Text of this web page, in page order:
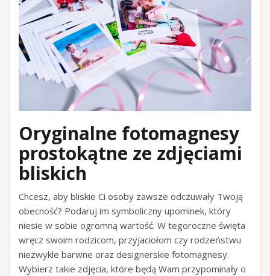
Oryginalne fotomagnesy
prostokątne ze zdjęciami
bliskich
Chcesz, aby bliskie Ci osoby zawsze odczuwały Twoją
obecność? Podaruj im symboliczny upominek, który
niesie w sobie ogromną wartość. W tegoroczne święta
wręcz swoim rodzicom, przyjaciołom czy rodzeństwu
niezwykle barwne oraz designerskie fotomagnesy.
Wybierz takie zdjęcia, które będą Wam przypominały o